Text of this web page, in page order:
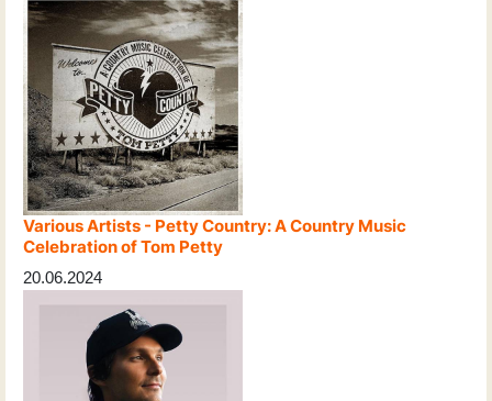
Various Artists - Petty Country: A Country Music
Celebration of Tom Petty
20.06.2024